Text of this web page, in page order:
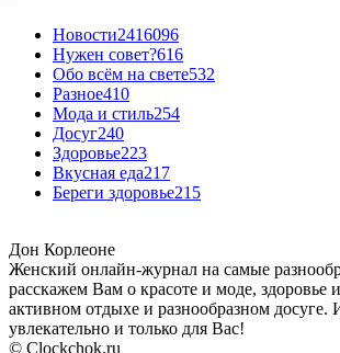
Новости2416096
Нужен совет?616
Обо всём на свете532
Разное410
Мода и стиль254
Досуг240
Здоровье223
Вкусная еда217
Береги здоровье215
Дон Корлеоне
Женский онлайн-журнал на самые
расскажем Вам о красоте и моде, здоровье
активном отдыхе и разнообразном досуге.
увлекательно и только для Вас!
© Clockchok.ru